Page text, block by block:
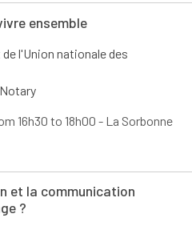
ensemble
l'Union nationale des
16h30 to 18h00 - La Sorbonne
et la communication
?